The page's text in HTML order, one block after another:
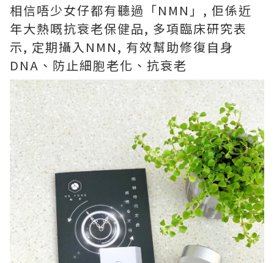
相信唔少女仔都有聽過「NMN」, 佢係近
年大熱嘅抗衰老保健品, 多項臨床研究表
示, 定期攝入NMN, 有效幫助修復自身
DNA、防止細胞老化、抗衰老